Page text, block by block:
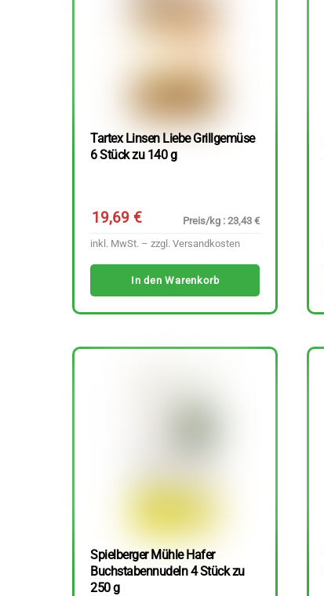
Tartex Linsen Liebe Grillgemüse
6 Stück zu 140 g
19,69€
Preis/kg : 23,43 €
inkl. MwSt. – zzgl. Versandkosten
In den Warenkorb
Spielberger Mühle Hafer
Buchstabennudeln 4 Stück zu
250 g